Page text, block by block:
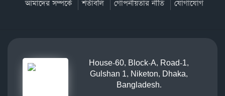
আমাদের সম্পর্কে শর্তাবলি গোপনীয়তার নীতি যোগাযোগ
House-60, Block-A, Road-1,
Gulshan 1, Niketon, Dhaka,
Bangladesh.